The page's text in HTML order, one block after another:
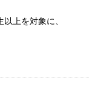
上を対象に、